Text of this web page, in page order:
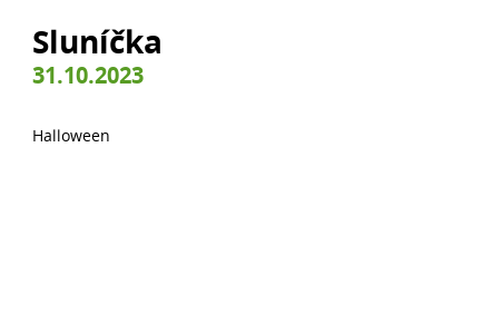
Sluníčka
31.10.2023
Halloween